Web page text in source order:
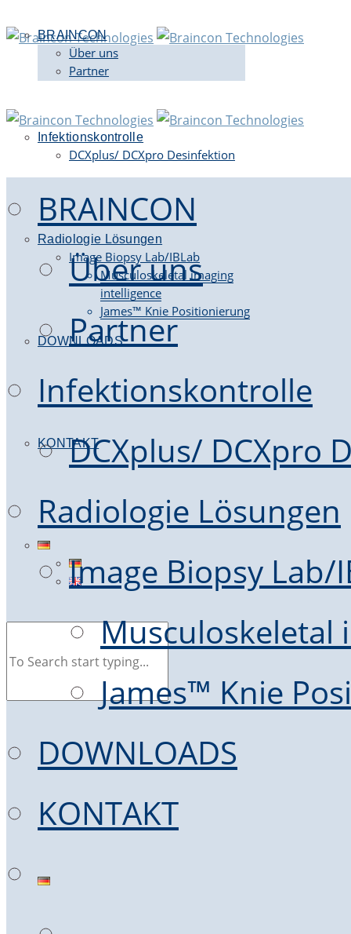
BRAINCON
Über uns
Partner
Infektionskontrolle
DCXplus/ DCXpro Desinfektion
Radiologie Lösungen
Image Biopsy Lab/IBLab
Musculoskeletal imaging
intelligence
James™ Knie Positionierung
DOWNLOADS
KONTAKT
BRAINCON
Über uns
Partner
Infektionskontrolle
DCXplus/ DCXpro
Radiologie Lösungen
Image Biopsy Lab/
Musculoskeletal
James™ Knie
DOWNLOADS
KONTAKT